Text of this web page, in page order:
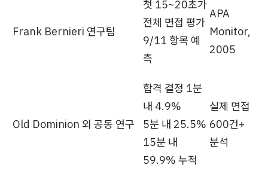
Frank Bernieri 연구팀
첫 15~20초가
전체 면접 평가
9/11 항목 예
측
APA
Monitor,
2005
Old Dominion 외 공동 연구
합격 결정 1분
내 4.9%
5분 내 25.5%
15분 내
59.9% 누적
실제 면접
600건+
분석